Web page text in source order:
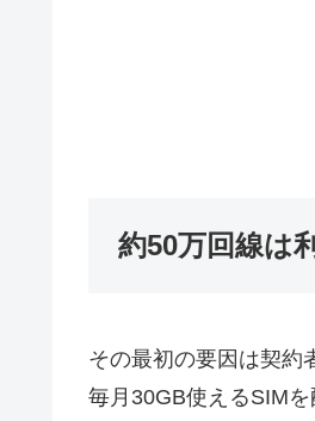
約50万回線は
その最初の要因は契約
毎月30GB使えるSIM